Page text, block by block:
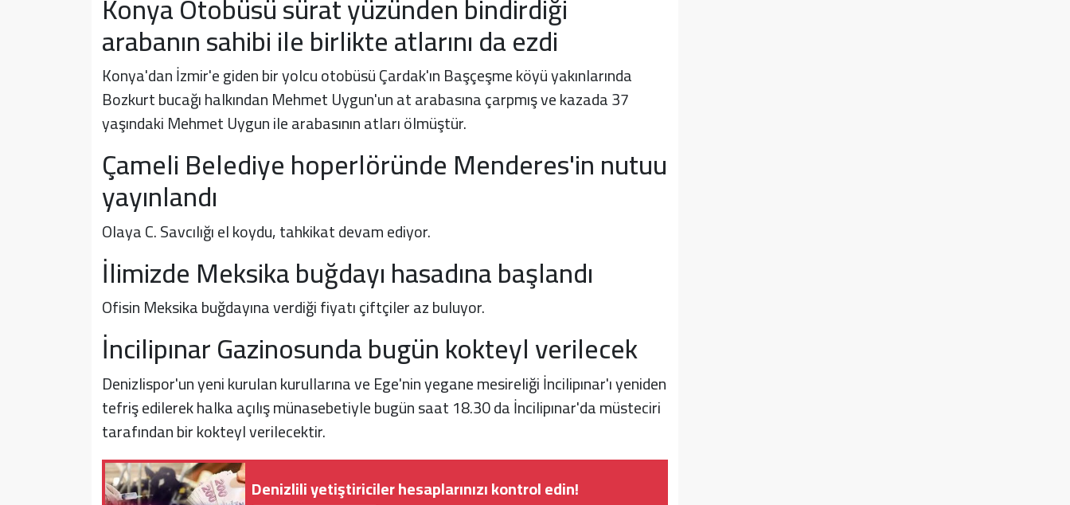
arabanın sahibi ile birlikte atlarını da ezdi
Konya'dan İzmir'e giden bir yolcu otobüsü Çardak'ın Başçeşme köyü yakınlarında
Bozkurt bucağı halkından Mehmet Uygun'un at arabasına çarpmış ve kazada 37
yaşındaki Mehmet Uygun ile arabasının atları ölmüştür.
Çameli Belediye hoperlöründe Menderes'in nutuu
yayınlandı
Olaya C. Savcılığı el koydu, tahkikat devam ediyor.
İlimizde Meksika buğdayı hasadına başlandı
Ofisin Meksika buğdayına verdiği fiyatı çiftçiler az buluyor.
İncilipınar Gazinosunda bugün kokteyl verilecek
Denizlispor'un yeni kurulan kurullarına ve Ege'nin yegane mesireliği İncilipınar'ı yeniden
tefriş edilerek halka açılış münasebetiyle bugün saat 18.30 da İncilipınar'da müsteciri
tarafından bir kokteyl verilecektir.
Denizlili yetiştiriciler hesaplarınızı kontrol edin!